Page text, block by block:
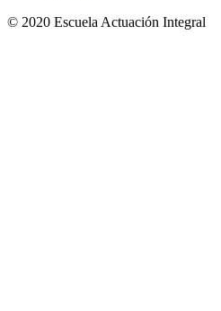
© 2020 Escuela Actuación Integral